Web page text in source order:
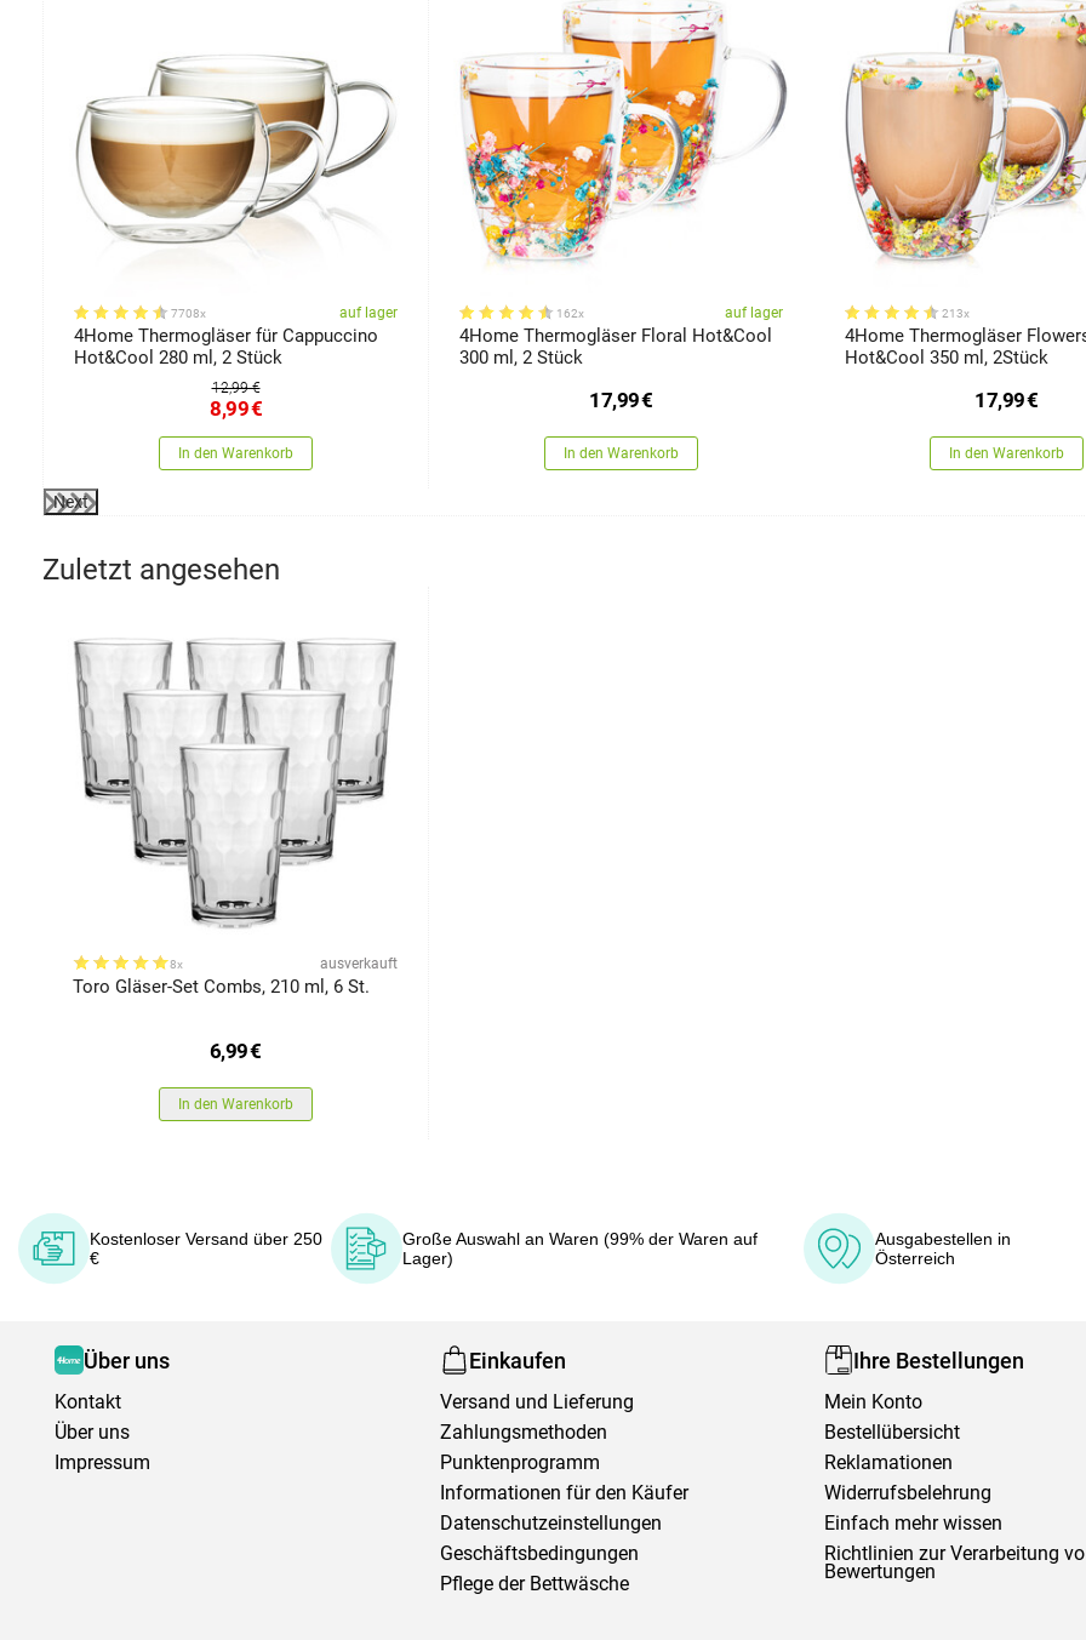
7708x auf lager
4Home Thermogläser für Cappuccino
Hot&Cool 280 ml, 2 Stück
12,99 €
8,99€
In den Warenkorb
162x auf lager
4Home Thermogläser Floral Hot&Cool
300 ml, 2 Stück
17,99€
In den Warenkorb
213x
4Home Thermogläser
Hot&Cool 350 ml, 2Stück
17,99€
In den Warenkorb
Next
Zuletzt angesehen
8x ausverkauft
Toro Gläser-Set Combs, 210 ml, 6 St.
6,99€
In den Warenkorb
Kostenloser Versand über 250
€
Große Auswahl an Waren (99% der Waren auf
Lager)
Ausgabestellen in
Österreich
Über uns
Kontakt
Über uns
Impressum
Einkaufen
Versand und Lieferung
Zahlungsmethoden
Punktenprogramm
Informationen für den Käufer
Datenschutzeinstellungen
Geschäftsbedingungen
Pflege der Bettwäsche
Ihre Bestellungen
Mein Konto
Bestellübersicht
Reklamationen
Widerrufsbelehrung
Einfach mehr wissen
Richtlinien zur Verarbeitung
Bewertungen